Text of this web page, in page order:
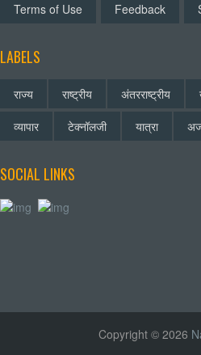
Terms of Use
Feedback
LABELS
राज्य राष्ट्रीय अंतरराष्ट्रीय
व्यापार
टेक्नॉलजी यात्रा
SOCIAL LINKS
Copyright © 2026